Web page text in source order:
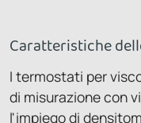
Caratteristiche
I termostati per
di misurazione con
l'impiego di